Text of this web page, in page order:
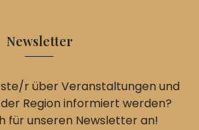
Newsletter
r über Veranstaltungen und
Region informiert werden?
für unseren Newsletter an!